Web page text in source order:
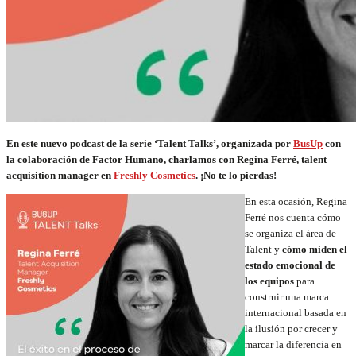
En este nuevo podcast de la serie ‘Talent Talks’, organizada por BusUp con
la colaboración de Factor Humano, charlamos con Regina Ferré, talent
acquisition manager en Freshly Cosmetics. ¡No te lo pierdas!
En esta ocasión, Regina
Ferré nos cuenta cómo
se organiza el área de
Talent y cómo miden el
estado emocional de
los equipos para
construir una marca
internacional basada en
la ilusión por crecer y
marcar la diferencia en